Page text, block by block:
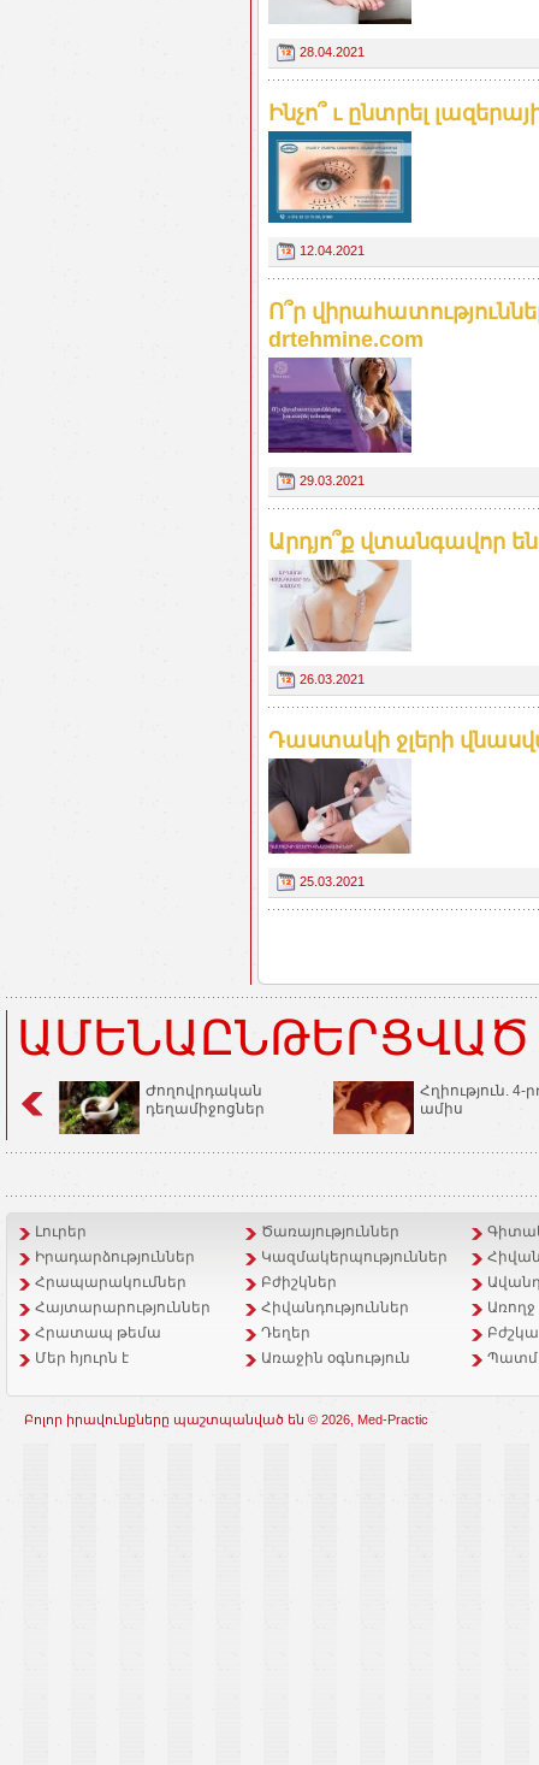
28.04.2021
Ինչո՞ ւ ընտրել
12.04.2021
Ո՞ր
drtehmine.com
29.03.2021
Արդյո՞ք վտանգավոր
26.03.2021
Դաստակի ջլերի
25.03.2021
Ժողովրդական
դեղամիջոցներ
Հղիություն. 4-
ամիս
Լուրեր Ծառայություններ
Իրադարձություններ
Կազմակերպություններ
Հրապարակումներ
Բժիշկներ
Հայտարարություններ
Հիվանդություններ
Հրատապ թեմա
Դեղեր
Մեր հյուրն է
Առաջին օգնություն
Բոլոր իրավունքները պաշտպանված են © 2026, Med-Practic